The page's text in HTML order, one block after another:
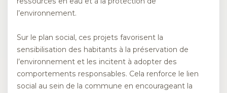
l’environnement.
Sur le plan social, ces projets favorisent la
sensibilisation des habitants à la préservation de
l’environnement et les incitent à adopter des
comportements responsables. Cela renforce le lien
social au sein de la commune en encourageant la